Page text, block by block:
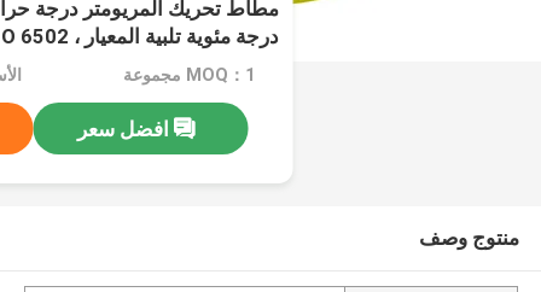
0.65 Mpa
MOQ：1 مجموعة
افضل سعر
منتوج وصف